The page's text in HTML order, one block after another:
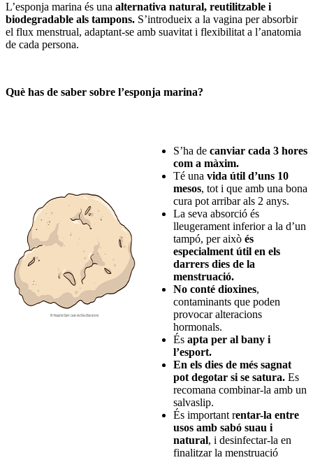
L’esponja marina és una alternativa natural, reutilitzable i
biodegradable als tampons. S’introdueix a la vagina per absorbir
el flux menstrual, adaptant-se amb suavitat i flexibilitat a l’anatomia
de cada persona.
Què has de saber sobre l’esponja marina?
S’ha de canviar cada 3 hores
com a màxim.
Té una vida útil d’uns 10
mesos, tot i que amb una bona
cura pot arribar als 2 anys.
La seva absorció és
lleugerament inferior a la d’un
tampó, per això és
especialment útil en els
darrers dies de la
menstruació.
No conté dioxines,
contaminants que poden
provocar alteracions
hormonals.
És apta per al bany i
l’esport.
En els dies de més sagnat
pot degotar si se satura. Es
recomana combinar-la amb un
salvaslip.
És important rentar-la entre
usos amb sabó suau i
natural, i desinfectar-la en
finalitzar la menstruació